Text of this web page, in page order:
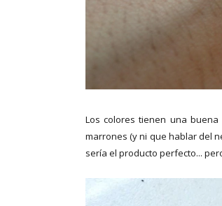
Los colores tienen una
marrones (y ni que hablar del
sería el producto perfecto...